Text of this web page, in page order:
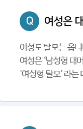
Q 여성은
여성도 탈모는 옵
여성은 ‘남성형 대
'여성형 탈모' 라는